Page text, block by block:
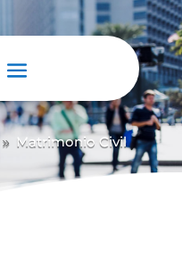
9 Matrimonio Civil